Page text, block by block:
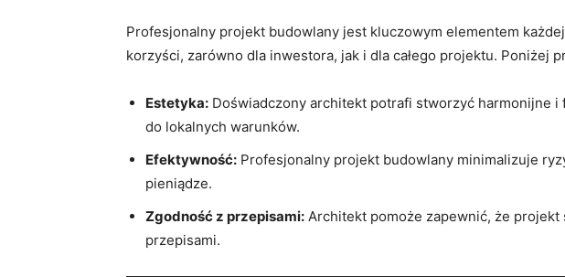
Profesjonalny projekt budowlany jest kluczowym elementem
korzyści,​ zarówno‌ dla⁣ inwestora, jak i dla całego projektu. ⁤Poniżej
Estetyka: Doświadczony architekt potrafi⁢ stworzyć harmonijne
‌do ‍lokalnych warunków.
Efektywność: Profesjonalny projekt budowlany‌ minimalizuje
pieniądze.
Zgodność z ​przepisami: Architekt pomoże⁢ zapewnić, że
przepisami.